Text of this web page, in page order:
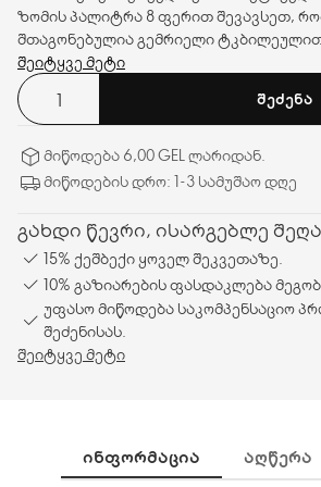
ზომის პალიტრა 8 ფერით შევავსეთ,
შთაგონებულია გემრიელი
შეიტყვე მეტი
ᲨᲔᲫᲔᲜᲐ
მიწოდება 6,00 GEL ლარიდან.
მიწოდების დრო: 1-3 სამუშაო დღე
გახდი წევრი, ისარგებლე
15% ქეშბექი ყოველ შეკვეთაზე.
10% გაზიარების ფასდაკლება
უფასო მიწოდება საკომპენსაციო
შეძენისას.
შეიტყვე მეტი
ᲘᲜᲤᲝᲠᲛᲐᲪᲘᲐ ᲐᲦᲬᲔᲠᲐ